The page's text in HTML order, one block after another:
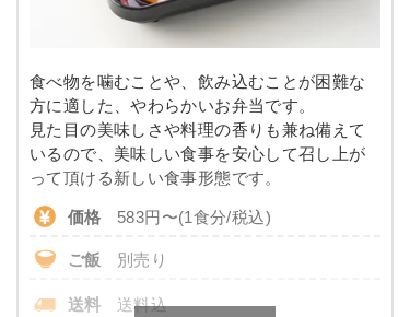
※メニューの補足
※ その他備考
メニューは日替わりです（メニューは一例です）
リン -
コレステロール -
たんぱく調整食のメニュー例
ミートオムレツ
ブロッコリーソテー
キャロットラペ
食べ物を噛むことや、飲み込むことが困難な
方に適した、やわらかいお弁当です。
見た目の美味しさや料理の香りも兼ね備えて
いるので、美味しい食事を安心して召し上が
って頂ける新しい食事形態です。
価格 583円〜(1食分/税込)
ご飯 別売り
送料 送料込